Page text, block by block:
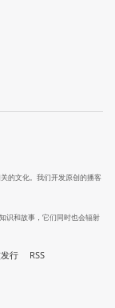
的文化。我们开发原创的播客
识和故事，它们同时也会辐射
行 RSS